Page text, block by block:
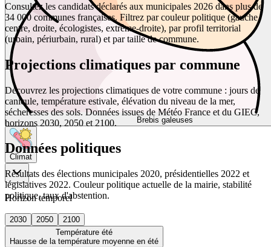
Brebis galeuses
Climat
Horizon temporel
2030 2050
2100
Température été
Hausse de la température moyenne en été
Consultez les candidats déclarés aux municipales 2026 dans plus de
34 000 communes françaises. Filtrez par couleur politique (gauche,
centre, droite, écologistes, extrême-droite), par profil territorial
(urbain, périurbain, rural) et par taille de commune.
Projections climatiques par commune
Découvrez les projections climatiques de votre commune : jours de
canicule, température estivale, élévation du niveau de la mer,
sécheresses des sols. Données issues de Météo France et du GIEC,
horizons 2030, 2050 et 2100.
Données politiques
Résultats des élections municipales 2020, présidentielles 2022 et
législatives 2022. Couleur politique actuelle de la mairie, stabilité
politique, taux d'abstention.